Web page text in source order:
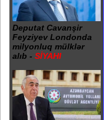
Deputat Cavanşir
Feyziyev Londonda
milyonluq mülklər
alıb - SİYAHI